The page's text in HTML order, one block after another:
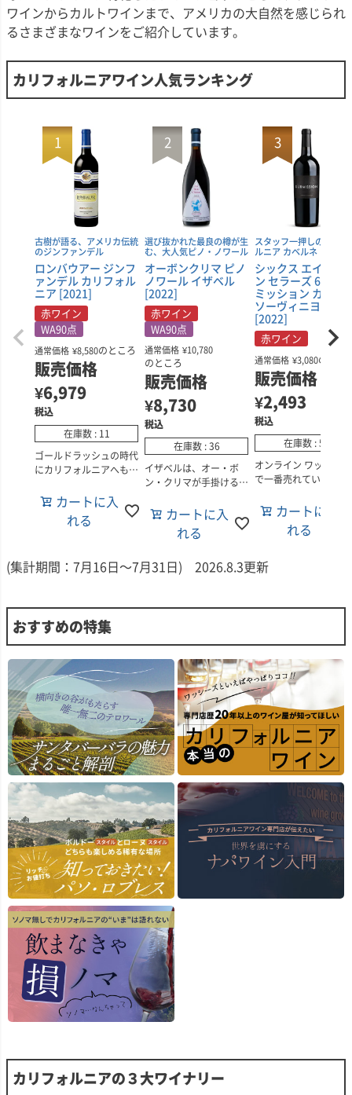
ワインからカルトワインまで、アメリカの大自然を感じられ
るさまざまなワインをご紹介しています。
カリフォルニアワイン人気ランキング
古樹が語る、アメリカ伝統
のジンファンデル
ロンバウアー ジンフ
ァンデル カリフォル
ニア [2021]
赤ワイン
WA90点
通常価格 ¥8,580のところ
販売価格
¥6,979
税込
在庫数
11
ゴールドラッシュの時代
にカリフォルニアへもた
は、多くの人々から“ア
メリカの伝統的ブドウ品
種”と見なされていま
ンの歴史への敬意を込め
使用されているブドウ
は、州内でも最も古いワ
で、なかには樹齢100年
を超える区画も含まれて
います。
■生産者のコメント
ラズベリー、チェリー、
クランベリーの香りに、
ドライハーブや花のニュ
アンスが調和して広がり
ます。口に含むと、凝縮
した赤い果実味にスパイ
スやリコリスの風味が重
なり、繊細なタンニンに
支えられたジューシーな
味わいが感じられます。
余韻は長く、シルキー
で、豊かな風味が持続し
ます。
■栽培について
カリフォルニア州のアマ
ドール郡(50％)、エルド
ラド郡(25％)、レイク郡
(20％)、ナパ郡(5％)と
いう、4つの主要産地に
ある厳選された畑のブド
1月と2月の小雨が功を
奏し、順調な開花と生育
カートに入
れる
選び抜かれた最良の樽が生
む、大人気ピノ・ノワール
オーボンクリマ ピノ
ノワール イザベル
[2022]
赤ワイン
WA90点
通常価格 ¥10,780
のところ
販売価格
¥8,730
税込
在庫数 36
イザベルは、オー・ボ
ン・クリマが手掛けるす
中から、毎年もっとも品
質の高い「ベスト・バレ
ル」を厳選し、ブレンド
ー・ボン・クリマの最高
の畑の最上級樽をブレン
ドした、複雑で奥行きの
あるキュヴェです。
明るい赤系果実がまず前
面に現れ、キャンディの
ようなクランベリーやホ
ワイトペッパー、ジャス
ミンの花のニュアンスが
続きます。空気に触れる
と、苔やナツメグを思わ
せる、落ち着いた香りが
現れ、土っぽい深みを演
出します。
味わいは、赤い果実の風
味に、ローストしたカカ
オやバニラ・カスタード
のような、まろやかさが
重なり、ジューシーな酸
味ときめ細やかなタンニ
ンが美しく調和していま
す。エレガントで余韻が
長く、美しく熟成してい
くポテンシャルを備えた
ワインです。
毎年の比率は非公開です
が、イザベルにはカリフ
ォルニア各地で収穫され
カートに入
れる
スタッフ一押しのカリフ
ルニア カベルネ！！
シックス エイト ナ
ン セラーズ 689 サ
ミッション カベル
ソーヴィニヨン
[2022]
赤ワイン
通常価格 ¥3,080のとこ
販売価格
¥2,493
税込
在庫数 53
オンライン ワッシーズ
で一番売れている、カ
ネソーヴィニヨン！
■生産者のコメント
ニヨンは、深いルビー
かった紫色をしており
ーベリー、カシス、ダ
熟した黒系果実の風味
が、樽熟成による香ば
いオーク香と見事に調
しています。ミディア
からフルボディの味わ
で、フレッシュさが際
ち、滑らかでビロード
ような質感。繊細で官
的な余韻が続き、もう
杯飲みたくなるような
力にあふれています。
■栽培について
カリフォルニア州の中
も、特に優れた栽培地
2022年ヴィンテージで
度14.5％。
カートに入
れる
(集計期間：7月16日～7月31日) 2026.8.3更新
おすすめの特集
カリフォルニアの３大ワイナリー